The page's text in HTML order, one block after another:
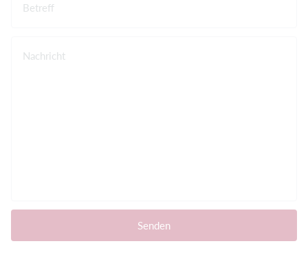
Betreff
Nachricht
Senden